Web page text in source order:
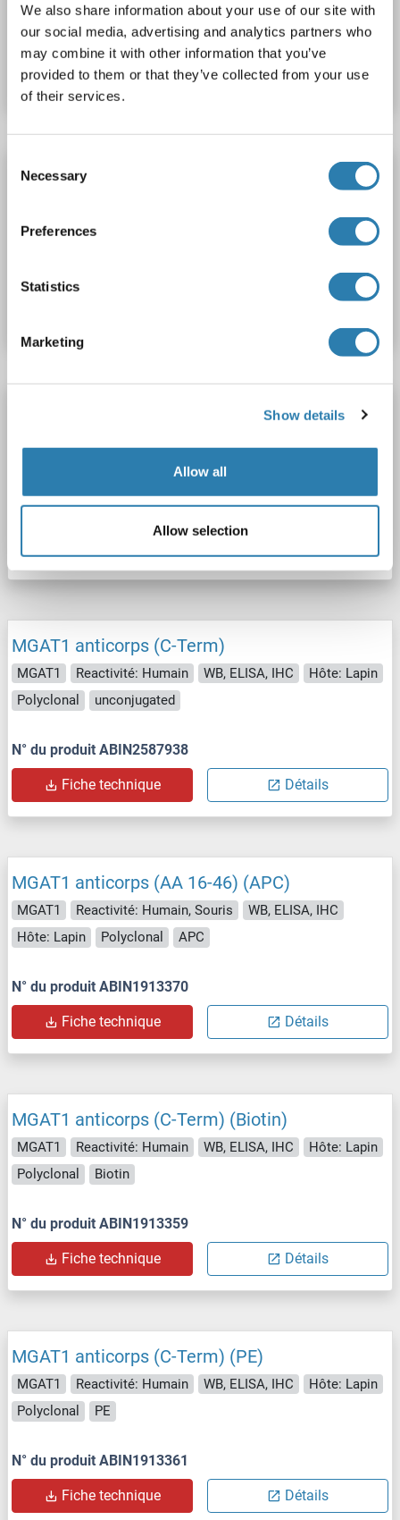
We also share information about your use of our site with
our social media, advertising and analytics partners who
may combine it with other information that you’ve
provided to them or that they’ve collected from your use
of their services.
Selection
Necessary
Preferences
Statistics
Marketing
Show details
Allow all
Allow selection
N° du produit ABIN1913362
Fiche technique Détails
MGAT1 anticorps (AA 348-445)
Monoclonal
unconjugated
N° du produit ABIN2587937
MGAT1 anticorps (C-Term)
MGAT1 Reactivité: Humain WB, ELISA, IHC
Hôte: Lapin
Polyclonal
unconjugated
N° du produit ABIN2587938
Fiche technique Détails
MGAT1 anticorps (AA 16-46) (APC)
MGAT1 Reactivité: Humain, Souris
WB, ELISA, IHC
Hôte: Lapin
Polyclonal APC
N° du produit ABIN1913370
Fiche technique Détails
MGAT1 anticorps (C-Term) (Biotin)
MGAT1 Reactivité: Humain WB, ELISA, IHC
Hôte: Lapin
Polyclonal
Biotin
N° du produit ABIN1913359
Fiche technique Détails
MGAT1 anticorps (C-Term) (PE)
MGAT1 Reactivité: Humain WB, ELISA, IHC
Hôte: Lapin
Polyclonal
PE
N° du produit ABIN1913361
Fiche technique Détails